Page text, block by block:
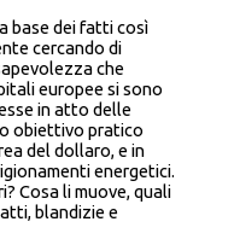
base dei fatti così
cercando di
che
europee si sono
in atto delle
obiettivo pratico
del dollaro, e in
energetici.
Cosa li muove, quali
blandizie e